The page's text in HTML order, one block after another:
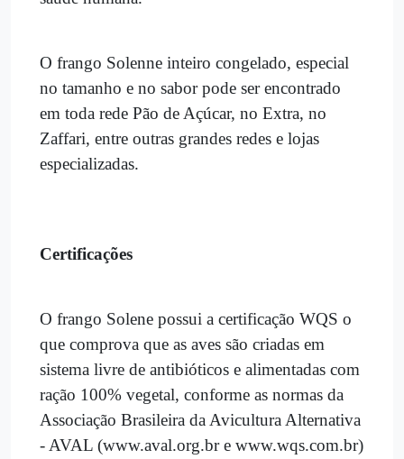
O frango Solenne inteiro congelado, especial
no tamanho e no sabor pode ser encontrado
em toda rede Pão de Açúcar, no Extra, no
Zaffari, entre outras grandes redes e lojas
especializadas.
Certificações
O frango Solene possui a certificação WQS o
que comprova que as aves são criadas em
sistema livre de antibióticos e alimentadas com
ração 100% vegetal, conforme as normas da
Associação Brasileira da Avicultura Alternativa
- AVAL (www.aval.org.br e www.wqs.com.br)